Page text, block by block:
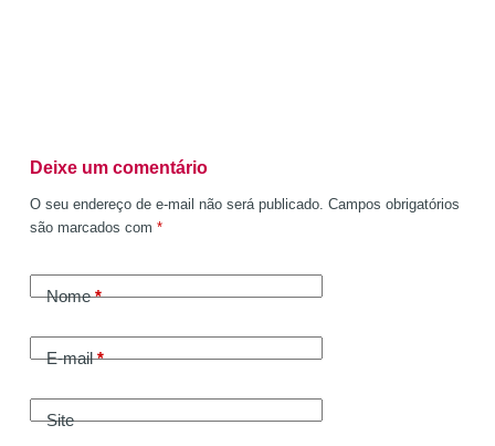
Deixe um comentário
O seu endereço de e-mail não será publicado. Campos obrigatórios
são marcados com *
Nome*
E-mail*
Site